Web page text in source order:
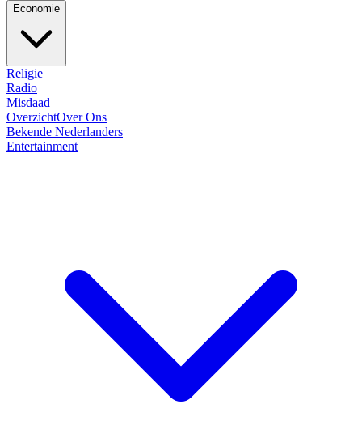
Economie
Religie
Radio
Misdaad
OverzichtOver Ons
Bekende Nederlanders
Entertainment